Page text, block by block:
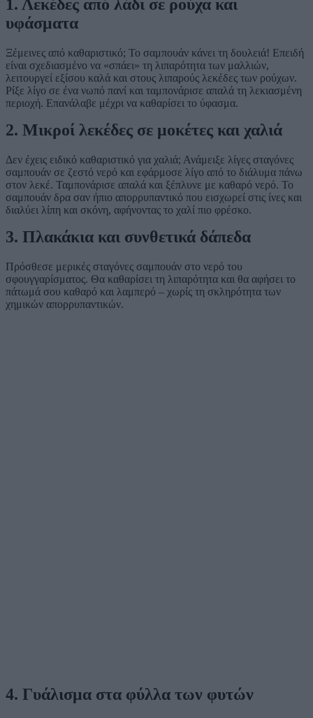
1. Λεκέδες από λάδι σε ρούχα και
υφάσματα
Ξέμεινες από καθαριστικό; Το σαμπουάν κάνει τη δουλειά! Επειδή
είναι σχεδιασμένο να «σπάει» τη λιπαρότητα των μαλλιών,
λειτουργεί εξίσου καλά και στους λιπαρούς λεκέδες των ρούχων.
Ρίξε λίγο σε ένα νωπό πανί και ταμπονάρισε απαλά τη λεκιασμένη
περιοχή. Επανάλαβε μέχρι να καθαρίσει το ύφασμα.
2. Μικροί λεκέδες σε μοκέτες και χαλιά
Δεν έχεις ειδικό καθαριστικό για χαλιά; Ανάμειξε λίγες σταγόνες
σαμπουάν σε ζεστό νερό και εφάρμοσε λίγο από το διάλυμα πάνω
στον λεκέ. Ταμπονάρισε απαλά και ξέπλυνε με καθαρό νερό. Το
σαμπουάν δρα σαν ήπιο απορρυπαντικό που εισχωρεί στις ίνες και
διαλύει λίπη και σκόνη, αφήνοντας το χαλί πιο φρέσκο.
3. Πλακάκια και συνθετικά δάπεδα
Πρόσθεσε μερικές σταγόνες σαμπουάν στο νερό του
σφουγγαρίσματος. Θα καθαρίσει τη λιπαρότητα και θα αφήσει το
πάτωμά σου καθαρό και λαμπερό – χωρίς τη σκληρότητα των
χημικών απορρυπαντικών.
4. Γυάλισμα στα φύλλα των φυτών